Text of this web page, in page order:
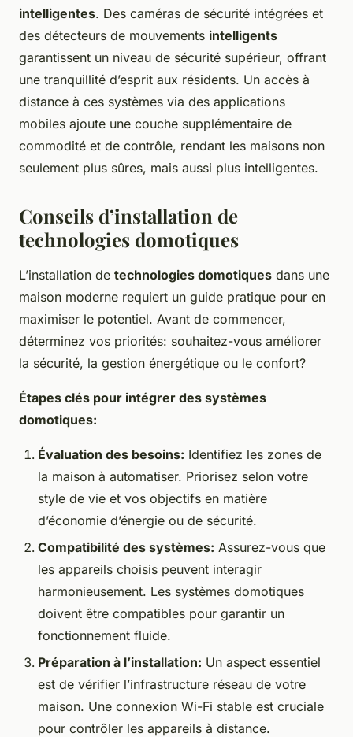
intelligentes. Des caméras de sécurité intégrées et
des détecteurs de mouvements intelligents
garantissent un niveau de sécurité supérieur, offrant
une tranquillité d’esprit aux résidents. Un accès à
distance à ces systèmes via des applications
mobiles ajoute une couche supplémentaire de
commodité et de contrôle, rendant les maisons non
seulement plus sûres, mais aussi plus intelligentes.
Conseils d’installation de
technologies domotiques
L’installation de technologies domotiques dans une
maison moderne requiert un guide pratique pour en
maximiser le potentiel. Avant de commencer,
déterminez vos priorités: souhaitez-vous améliorer
la sécurité, la gestion énergétique ou le confort?
Étapes clés pour intégrer des systèmes
domotiques:
Évaluation des besoins: Identifiez les zones de
la maison à automatiser. Priorisez selon votre
style de vie et vos objectifs en matière
d’économie d’énergie ou de sécurité.
Compatibilité des systèmes: Assurez-vous que
les appareils choisis peuvent interagir
harmonieusement. Les systèmes domotiques
doivent être compatibles pour garantir un
fonctionnement fluide.
Préparation à l’installation: Un aspect essentiel
est de vérifier l’infrastructure réseau de votre
maison. Une connexion Wi-Fi stable est cruciale
pour contrôler les appareils à distance.